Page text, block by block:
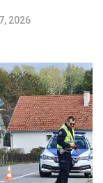
2026